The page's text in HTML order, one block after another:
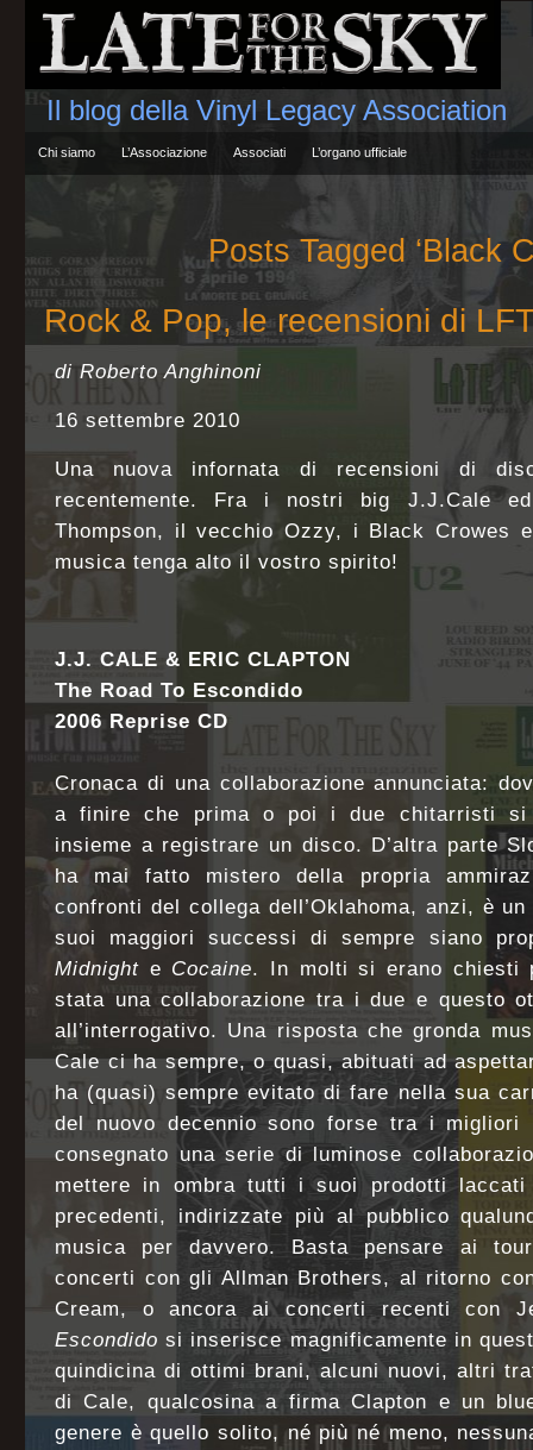
Il blog della Vinyl Legacy Association
Chi siamo L’Associazione Associati L’organo ufficiale
Posts Tagged ‘Black
Rock & Pop, le recensioni di
di Roberto Anghinoni
16 settembre 2010
Una nuova infornata di recensioni di
recentemente. Fra i nostri big J.J.Cale
Thompson, il vecchio Ozzy, i Black Crowes
musica tenga alto il vostro spirito!
J.J. CALE & ERIC CLAPTON
The Road To Escondido
2006 Reprise CD
Cronaca di una collaborazione annunciata:
a finire che prima o poi i due chitarristi si
insieme a registrare un disco. D’altra parte
ha mai fatto mistero della propria
confronti del collega dell’Oklahoma, anzi, è
suoi maggiori successi di sempre siano
Midnight e Cocaine. In molti si erano chiesti
stata una collaborazione tra i due e questo
all’interrogativo. Una risposta che gronda
Cale ci ha sempre, o quasi, abituati ad
ha (quasi) sempre evitato di fare nella sua
del nuovo decennio sono forse tra i migliori
consegnato una serie di luminose
mettere in ombra tutti i suoi prodotti
precedenti, indirizzate più al pubblico
musica per davvero. Basta pensare ai
concerti con gli Allman Brothers, al ritorno
Cream, o ancora ai concerti recenti con
Escondidosi inserisce magnificamente in
quindicina di ottimi brani, alcuni nuovi, altri
di Cale, qualcosina a firma Clapton e un
genere è quello solito, né più né meno,